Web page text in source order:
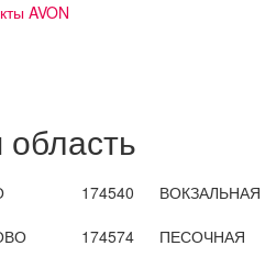
AVON
область
174540
ВОКЗАЛЬНАЯ
174574
ПЕСОЧНАЯ